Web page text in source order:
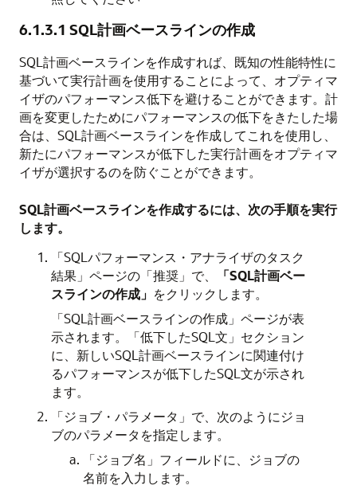
6.1.3.1 SQL計画ベースラインの作成
SQL計画ベースラインを作成すれば、既知の性能特性に
基づいて実行計画を使用することによって、オプティマ
イザのパフォーマンス低下を避けることができます。計
画を変更したためにパフォーマンスの低下をきたした場
合は、SQL計画ベースラインを作成してこれを使用し、
新たにパフォーマンスが低下した実行計画をオプティマ
イザが選択するのを防ぐことができます。
SQL計画ベースラインを作成するには、次の手順を実行
します。
「SQLパフォーマンス・アナライザのタスク
結果」ページの「推奨」で、
「SQL計画ベー
スラインの作成」 をクリックします。
「SQL計画ベースラインの作成」ページが表
示されます。「低下したSQL文」セクション
に、新しいSQL計画ベースラインに関連付け
るパフォーマンスが低下したSQL文が示され
ます。
「ジョブ・パラメータ」で、次のようにジョ
ブのパラメータを指定します。
「ジョブ名」フィールドに、ジョブの
名前を入力します。